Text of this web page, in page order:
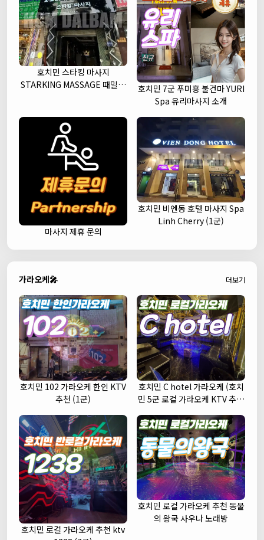
호치민 스타킹 마사지
STARKING MASSAGE 때밀이
호치민 7군 푸미흥 불건마 YURI
Spa 유리마사지 소개
마사지 제휴 문의
호치민 비엔동 호텔 마사지 Spa
Linh Cherry (1군)
가라오케🎤 더보기
호치민 102 가라오케 한인 KTV
추천 (1군)
호치민 C hotel 가라오케 (호치
민 5군 로컬 가라오케 KTV 추천
호치민 로컬 가라오케 추천 ktv
호치민 로컬 가라오케 추천 동물
의 왕국 사우나 노래방